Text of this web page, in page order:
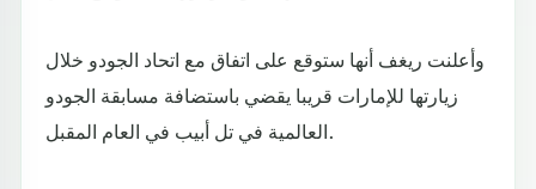
وأعلنت ريغف أنها ستوقع على اتفاق مع اتحاد الجودو خلال
زيارتها للإمارات قريبا يقضي باستضافة مسابقة الجودو
العالمية في تل أبيب في العام المقبل.